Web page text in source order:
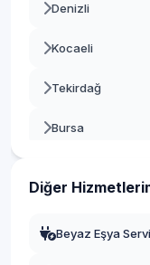
Denizli
Kocaeli
Tekirdağ
Bursa
Diğer
Beyaz Eşya